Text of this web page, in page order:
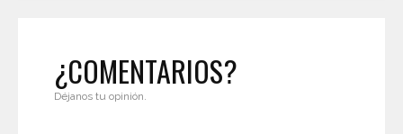
¿COMENTARIOS?
Déjanos tu opinión.